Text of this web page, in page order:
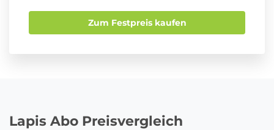
Zum Festpreis kaufen
Lapis Abo Preisvergleich